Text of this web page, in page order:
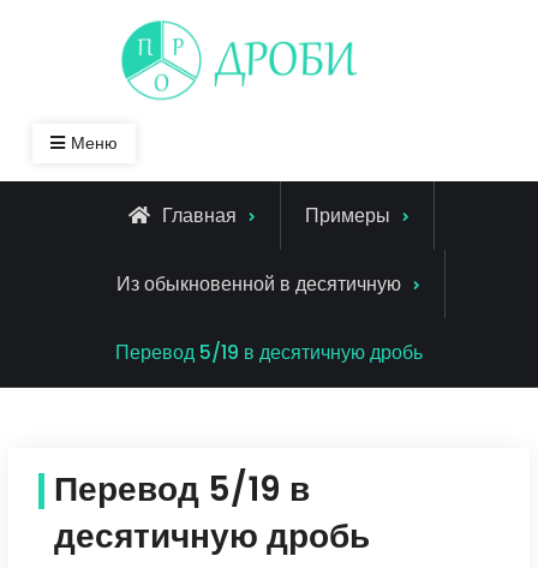
Меню
Главная Примеры
Из обыкновенной в десятичную
Перевод 5/19 в десятичную дробь
Перевод 5/19 в
десятичную дробь